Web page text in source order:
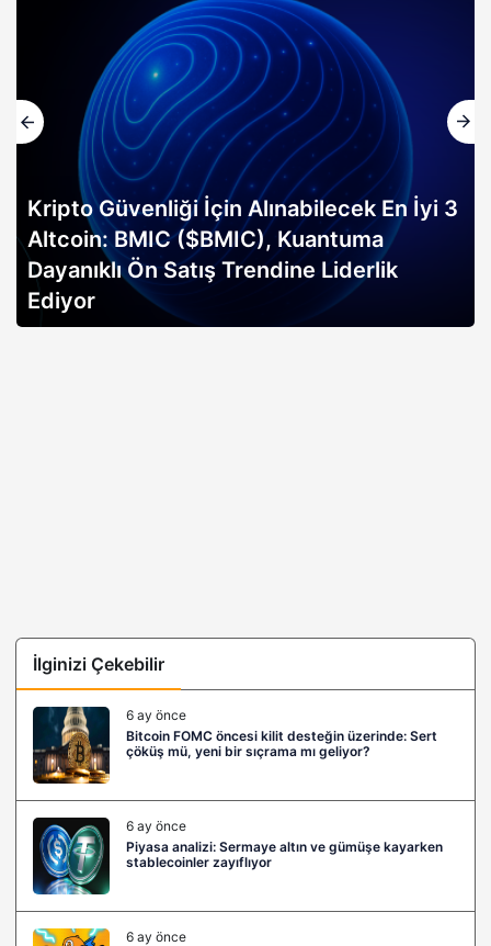
Kripto Güvenliği İçin Alınabilecek En İyi 3
Altcoin: BMIC ($BMIC), Kuantuma
Dayanıklı Ön Satış Trendine Liderlik
Ediyor
İlginizi Çekebilir
6 ay önce
Bitcoin FOMC öncesi kilit desteğin üzerinde: Sert
çöküş mü, yeni bir sıçrama mı geliyor?
6 ay önce
Piyasa analizi: Sermaye altın ve gümüşe kayarken
stablecoinler zayıflıyor
6 ay önce